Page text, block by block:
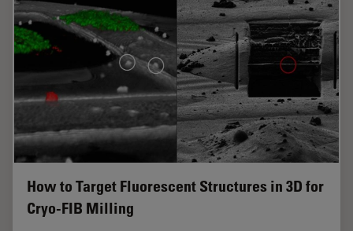
How to Target Fluorescent Structures in 3D for
Cryo-FIB Milling